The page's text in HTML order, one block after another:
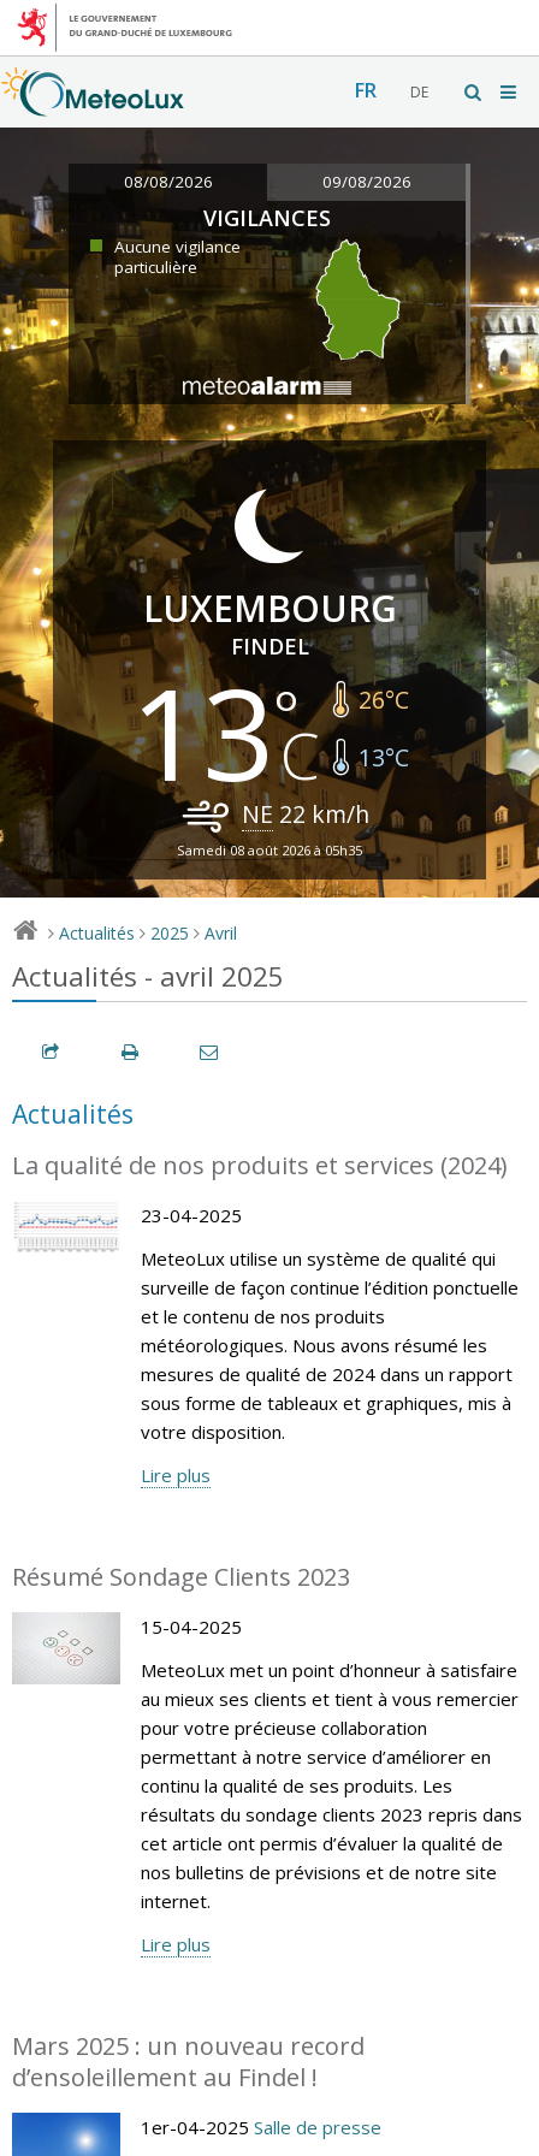
FR DE
08/08/2026 09/08/2026
VIGILANCES
Aucune vigilance
particulière
LUXEMBOURG
FINDEL
13 26°C
13°C
NE 22 km/h
Samedi 08 août 2026 à 05h35
> Actualités > 2025 > Avril
Actualités - avril 2025
Actualités
La qualité de nos produits et services (2024)
23-04-2025
MeteoLux utilise un système de qualité qui
surveille de façon continue l’édition ponctuelle
et le contenu de nos produits
météorologiques. Nous avons résumé les
mesures de qualité de 2024 dans un rapport
sous forme de tableaux et graphiques, mis à
votre disposition.
Lire plus
Résumé Sondage Clients 2023
15-04-2025
MeteoLux met un point d’honneur à satisfaire
au mieux ses clients et tient à vous remercier
pour votre précieuse collaboration
permettant à notre service d’améliorer en
continu la qualité de ses produits. Les
résultats du sondage clients 2023 repris dans
cet article ont permis d’évaluer la qualité de
nos bulletins de prévisions et de notre site
internet.
Lire plus
Mars 2025 : un nouveau record
d’ensoleillement au Findel !
1er-04-2025 Salle de presse